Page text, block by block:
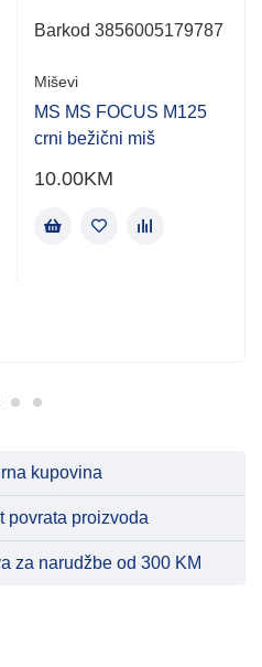
Barkod 3856005179787
Miševi
MS MS FOCUS M125
crni bežični miš
10.00KM
kupovina
povrata proizvoda
za narudžbe od 300 KM